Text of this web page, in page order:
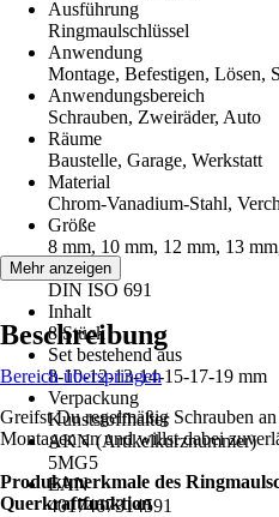
Ausführung
Ringmaulschlüssel
Anwendung
Montage, Befestigen, Lösen,
Anwendungsbereich
Schrauben, Zweiräder, Auto
Räume
Baustelle, Garage, Werkstatt
Material
Chrom-Vanadium-Stahl,
Größe
8 mm, 10 mm, 12 mm, 13
Norm
DIN ISO 691
Inhalt
8 Stück
Set bestehend aus
8-10-12-13-14-15-17-19 mm
Verpackung
Kunststoffhalter
AKN (Artikelkurznummer)
5MG5
EAN
4017467314591
Mehr anzeigen
Beschreibung
Bereich überspringen
Greifst Du regelmäßig Schrauben
Montagen an und willst dabei
Produktmerkmale des
Querkraftfunktion